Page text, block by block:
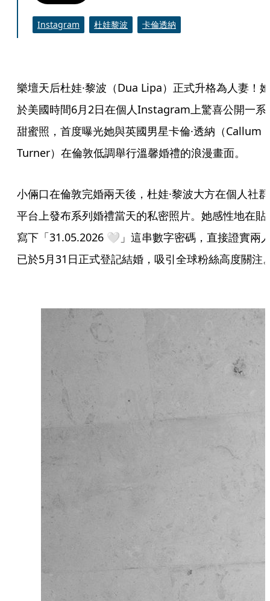
Instagram 杜娃黎波 卡倫透納
樂壇天后杜娃·黎波（Dua Lipa）正式升格為人妻！她
於美國時間6月2日在個人Instagram上驚喜公開一系
甜蜜照，首度曝光她與英國男星卡倫·透納（Callum
Turner）在倫敦低調舉行溫馨婚禮的浪漫畫面。
小倆口在倫敦完婚兩天後，杜娃·黎波大方在個人社群
平台上發布系列婚禮當天的私密照片。她感性地在貼
寫下「31.05.2026 🤍」這串數字密碼，直接證實兩
已於5月31日正式登記結婚，吸引全球粉絲高度關注